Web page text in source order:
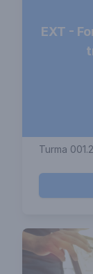
EXT -
Turma